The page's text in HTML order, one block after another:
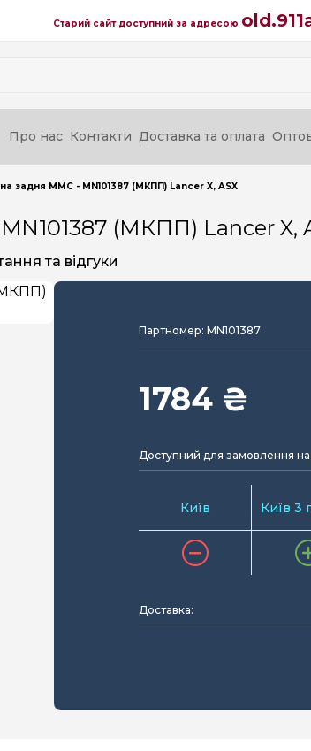
Старий сайт доступний за адресою
Про нас Контакти Доставка та оплата
задня MMC - MN101387 (МКПП) Lancer X, ASX
(МКПП) Lancer X,
та відгуки
Партномер: MN101387
1784 ₴
Доступний для замовлення на
Київ Київ 3
Доставка: